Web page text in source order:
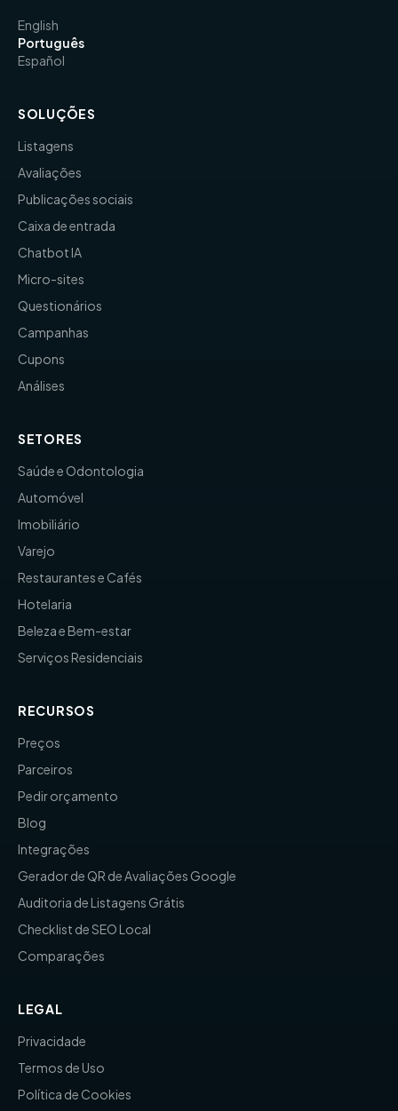
English
Português
Español
SOLUÇÕES
Listagens
Avaliações
Publicações sociais
Caixa de entrada
Chatbot IA
Micro-sites
Questionários
Campanhas
Cupons
Análises
SETORES
Saúde e Odontologia
Automóvel
Imobiliário
Varejo
Restaurantes e Cafés
Hotelaria
Beleza e Bem-estar
Serviços Residenciais
RECURSOS
Preços
Parceiros
Pedir orçamento
Blog
Integrações
Gerador de QR de Avaliações Google
Auditoria de Listagens Grátis
Checklist de SEO Local
Comparações
LEGAL
Privacidade
Termos de Uso
Política de Cookies